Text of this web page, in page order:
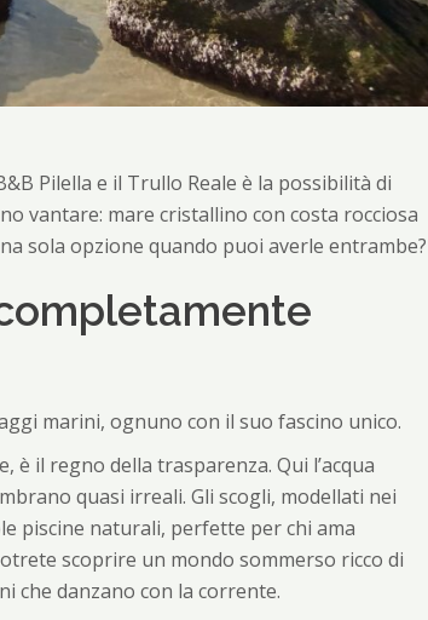
Pilella e il Trullo Reale è la possibilità di
vantare: mare cristallino con costa rocciosa
sola opzione quando puoi averle entrambe?
marini, ognuno con il suo fascino unico.
il regno della trasparenza. Qui l’acqua
quasi irreali. Gli scogli, modellati nei
piscine naturali, perfette per chi ama
scoprire un mondo sommerso ricco di
che danzano con la corrente.